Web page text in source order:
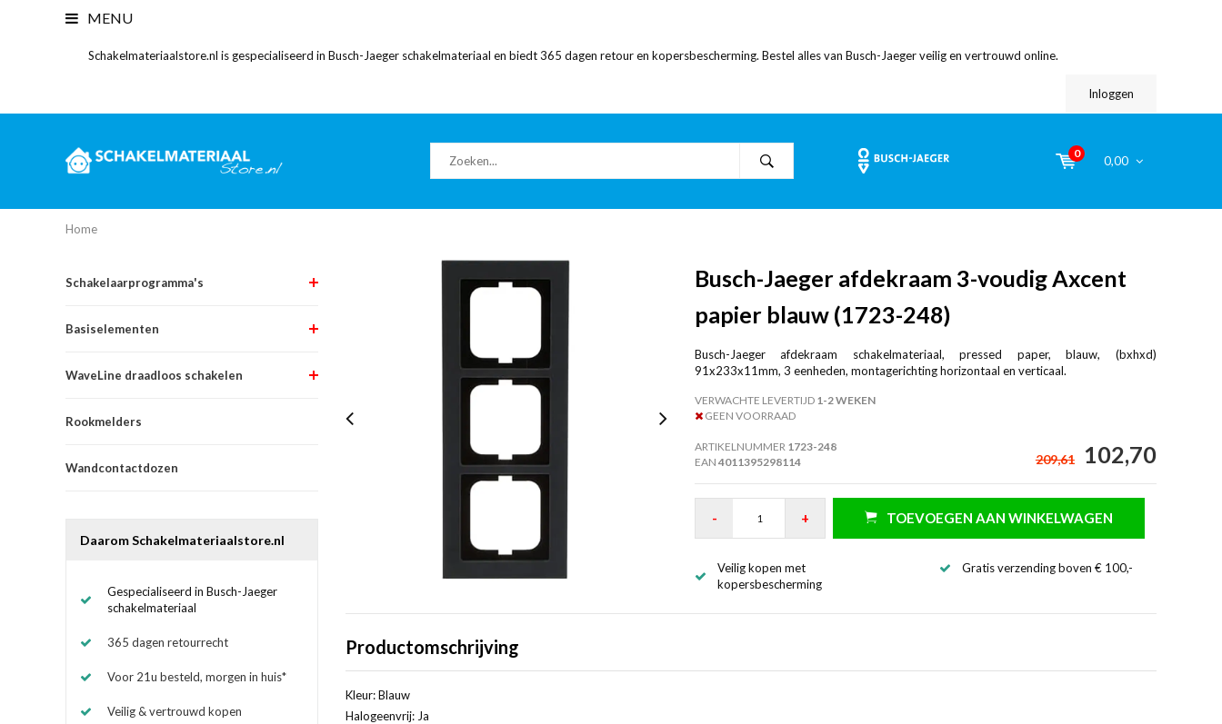
MENU
Schakelmateriaalstore.nl is gespecialiseerd in Busch-Jaeger schakelmateriaal en biedt 365 dagen retour en kopersbescherming. Bestel alles van Busch-Jaeger veilig en vertrouwd online.
Inloggen
0
0,00
Home
Schakelaarprogramma's
Basiselementen
WaveLine draadloos schakelen
Rookmelders
Wandcontactdozen
Daarom Schakelmateriaalstore.nl
Gespecialiseerd in Busch-Jaeger
schakelmateriaal
365 dagen retourrecht
Voor 21u besteld, morgen in huis*
Veilig & vertrouwd kopen
Busch-Jaeger afdekraam 3-voudig Axcent
papier blauw (1723-248)
Busch-Jaeger afdekraam schakelmateriaal, pressed paper, blauw, (bxhxd)
91x233x11mm, 3 eenheden, montagerichting horizontaal en verticaal.
VERWACHTE LEVERTIJD1-2 WEKEN
GEEN VOORRAAD
ARTIKELNUMMER 1723-248
EAN 4011395298114 209,61 102,70
- + TOEVOEGEN AAN WINKELWAGEN
Veilig kopen met
kopersbescherming
Gratis verzending boven € 100,-
Productomschrijving
Kleur: Blauw
Halogeenvrij: Ja